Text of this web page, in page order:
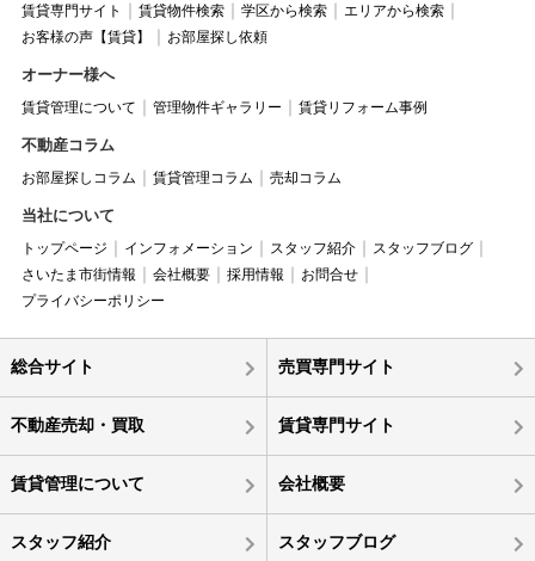
賃貸専門サイト 賃貸物件検索 学区から検索
エリアから検索
お客様の声【賃貸】
お部屋探し依頼
オーナー様へ
賃貸管理について 管理物件ギャラリー 賃貸リフォーム事例
不動産コラム
お部屋探しコラム 賃貸管理コラム 売却コラム
当社について
トップページ インフォメーション スタッフ紹介
スタッフブログ
さいたま市街情報
会社概要 採用情報
お問合せ
プライバシーポリシー
総合サイト 売買専門サイト
不動産売却・買取 賃貸専門サイト
賃貸管理について 会社概要
スタッフ紹介 スタッフブログ